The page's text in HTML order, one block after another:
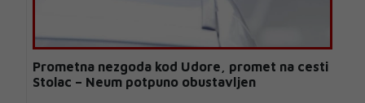
Prometna nezgoda kod Udore, promet na cesti
Stolac – Neum potpuno obustavljen